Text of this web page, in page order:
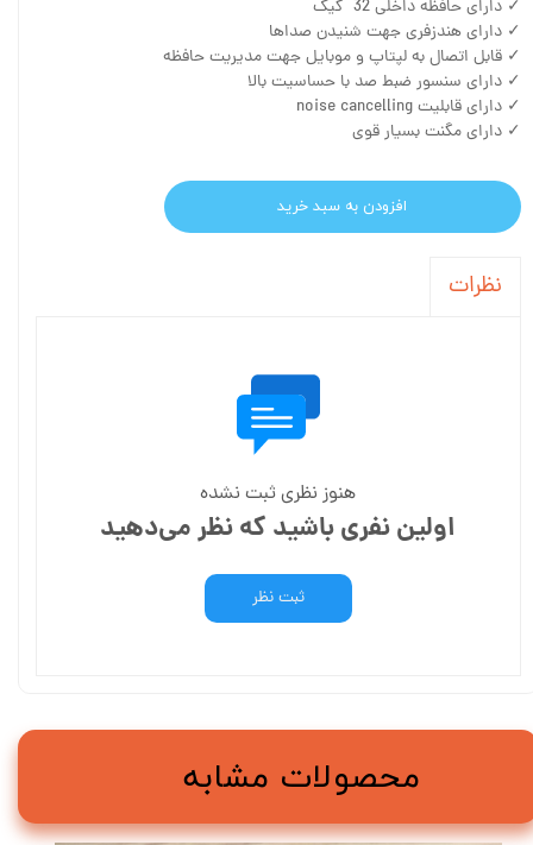
✓ دارای حافظه داخلی 32 گیگ
✓ دارای هندزفری جهت شنیدن صداها
✓ قابل اتصال به لپتاپ و موبایل جهت مدیریت حافظه
✓ دارای سنسور ضبط صد با حساسیت بالا
✓ دارای قابلیت noise cancelling
✓ دارای مگنت بسیار قوی
افزودن به سبد خرید
نظرات
هنوز نظری ثبت نشده
اولین نفری باشید که نظر می‌دهید
ثبت نظر
محصولات مشابه